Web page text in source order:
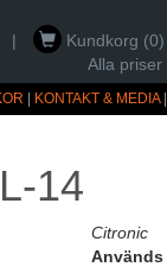
|
Kundkorg (0)
Alla priser
KONTAKT & MEDIA|
14
Citronic
Används